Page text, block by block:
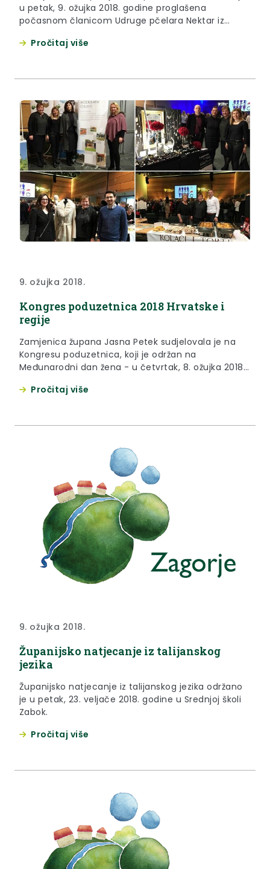
u petak, 9. ožujka 2018. godine proglašena
počasnom članicom Udruge pčelara Nektar iz
Skupština Udruge, a na prijedlog Upravnog odbora
Pročitaj više
9. ožujka 2018.
Kongres poduzetnica 2018 Hrvatske i
regije
Zamjenica župana Jasna Petek sudjelovala je na
Kongresu poduzetnica, koji je održan na
Međunarodni dan žena - u četvrtak, 8. ožujka 2018.
Pročitaj više
9. ožujka 2018.
Županijsko natjecanje iz talijanskog
jezika
Županijsko natjecanje iz talijanskog jezika održano
je u petak, 23. veljače 2018. godine u Srednjoj školi
Zabok.
Pročitaj više